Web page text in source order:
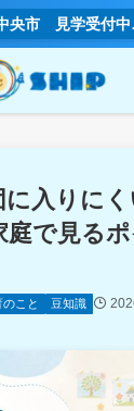
央市 見学受付中
に入りに
庭で見る
のこと 豆知識